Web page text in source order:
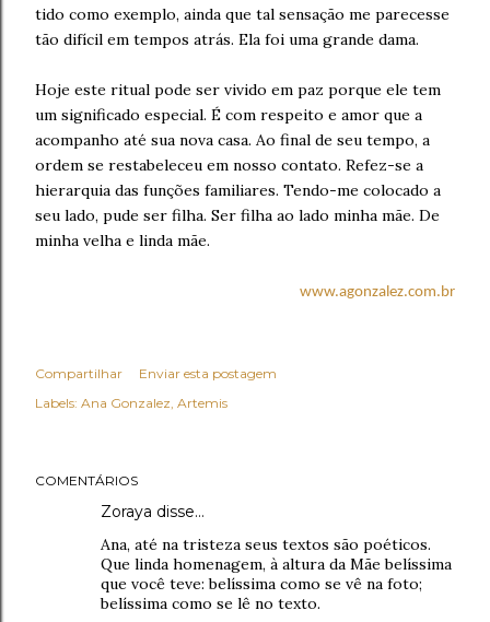
tido como exemplo, ainda que tal sensação me parecesse
tão difícil em tempos atrás. Ela foi uma grande dama.
Hoje este ritual pode ser vivido em paz porque ele tem
um significado especial. É com respeito e amor que a
acompanho até sua nova casa. Ao final de seu tempo, a
ordem se restabeleceu em nosso contato. Refez-se a
hierarquia das funções familiares. Tendo-me colocado a
seu lado, pude ser filha. Ser filha ao lado minha mãe. De
minha velha e linda mãe.
www.agonzalez.com.br
Compartilhar
Enviar esta postagem
Labels: Ana Gonzalez Artemis
COMENTÁRIOS
Zoraya disse…
Ana, até na tristeza seus textos são poéticos.
Que linda homenagem, à altura da Mãe belíssima
que você teve: belíssima como se vê na foto;
belíssima como se lê no texto.